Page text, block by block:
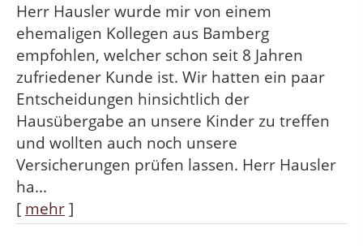
Herr Hausler wurde mir von einem
ehemaligen Kollegen aus Bamberg
empfohlen, welcher schon seit 8 Jahren
zufriedener Kunde ist. Wir hatten ein paar
Entscheidungen hinsichtlich der
Hausübergabe an unsere Kinder zu treffen
und wollten auch noch unsere
Versicherungen prüfen lassen. Herr Hausler
ha...
[ mehr]